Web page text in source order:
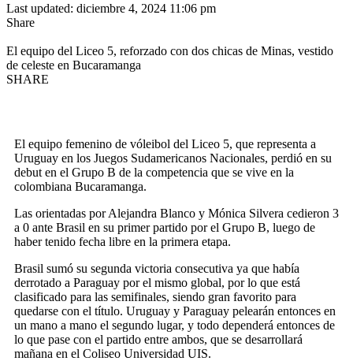
Last updated: diciembre 4, 2024 11:06 pm
Share
El equipo del Liceo 5, reforzado con dos chicas de Minas, vestido
de celeste en Bucaramanga
SHARE
El equipo femenino de vóleibol del Liceo 5, que representa a
Uruguay en los Juegos Sudamericanos Nacionales, perdió en su
debut en el Grupo B de la competencia que se vive en la
colombiana Bucaramanga.
Las orientadas por Alejandra Blanco y Mónica Silvera cedieron 3
a 0 ante Brasil en su primer partido por el Grupo B, luego de
haber tenido fecha libre en la primera etapa.
Brasil sumó su segunda victoria consecutiva ya que había
derrotado a Paraguay por el mismo global, por lo que está
clasificado para las semifinales, siendo gran favorito para
quedarse con el título. Uruguay y Paraguay pelearán entonces en
un mano a mano el segundo lugar, y todo dependerá entonces de
lo que pase con el partido entre ambos, que se desarrollará
mañana en el Coliseo Universidad UIS.